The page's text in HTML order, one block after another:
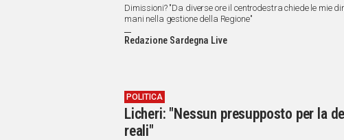
Dimissioni? "Da diverse ore il centrodestra chiede le mie
mani nella gestione della Regione"
Redazione Sardegna Live
POLITICA
Licheri: "Nessun presupposto per la
reali"